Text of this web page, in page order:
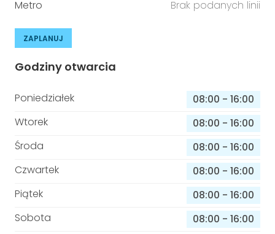
Metro
Brak podanych linii
ZAPLANUJ
Godziny otwarcia
Poniedziałek 08:00 - 16:00
Wtorek
08:00 - 16:00
Środa
08:00 - 16:00
Czwartek
08:00 - 16:00
Piątek
08:00 - 16:00
Sobota
08:00 - 16:00